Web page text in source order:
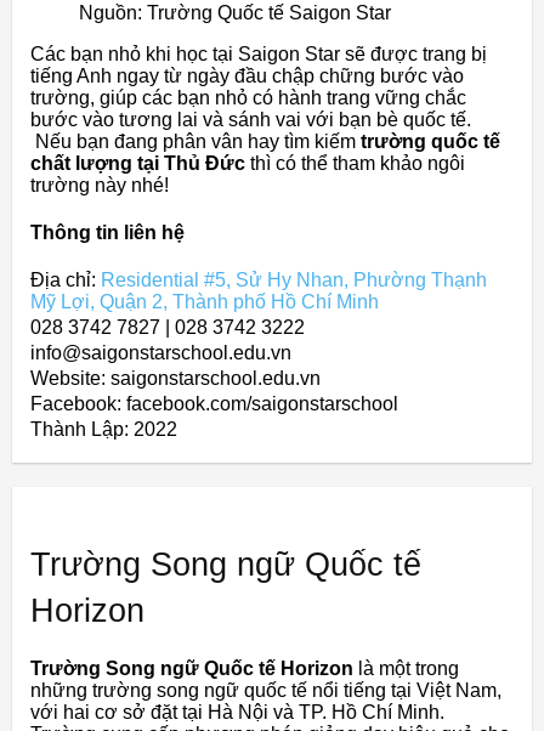
Nguồn: Trường Quốc tế Saigon Star
Các bạn nhỏ khi học tại Saigon Star sẽ được trang bị
tiếng Anh ngay từ ngày đầu chập chững bước vào
trường, giúp các bạn nhỏ có hành trang vững chắc
bước vào tương lai và sánh vai với bạn bè quốc tế.
Nếu bạn đang phân vân hay tìm kiếm trường quốc tế
chất lượng tại Thủ Đức thì có thể tham khảo ngôi
trường này nhé!
Thông tin liên hệ
Địa chỉ: Residential #5, Sử Hy Nhan, Phường Thạnh
Mỹ Lợi, Quận 2, Thành phố Hồ Chí Minh
028 3742 7827 | 028 3742 3222
info@saigonstarschool.edu.vn
Website: saigonstarschool.edu.vn
Facebook: facebook.com/saigonstarschool
Thành Lập: 2022
Trường Song ngữ Quốc tế
Horizon
Trường Song ngữ Quốc tế Horizon là một trong
những trường song ngữ quốc tế nổi tiếng tại Việt Nam,
với hai cơ sở đặt tại Hà Nội và TP. Hồ Chí Minh.